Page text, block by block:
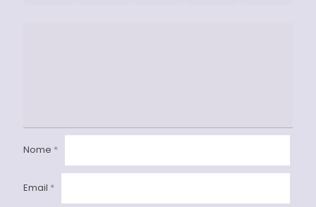
Nome *
Email *